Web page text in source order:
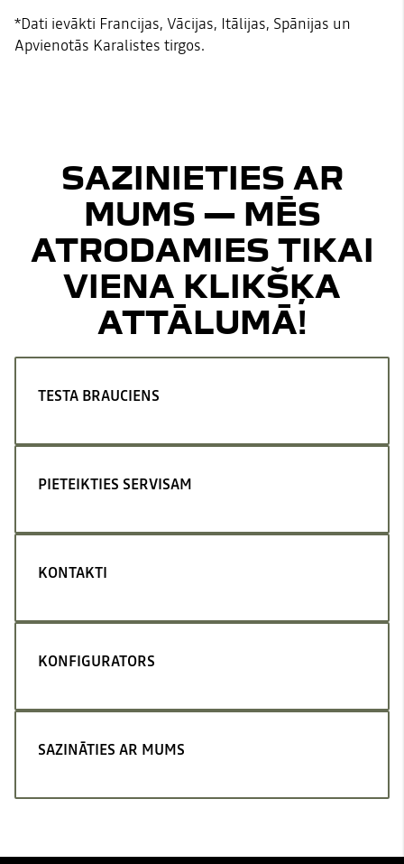
*Dati ievākti Francijas, Vācijas, Itālijas, Spānijas un
Apvienotās Karalistes tirgos.
SAZINIETIES AR
MUMS — MĒS
ATRODAMIES TIKAI
VIENA KLIKŠĶA
ATTĀLUMĀ!
TESTA BRAUCIENS
PIETEIKTIES SERVISAM
KONTAKTI
KONFIGURATORS
SAZINĀTIES AR MUMS